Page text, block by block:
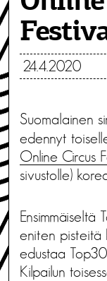
24.4.2020
Suomalainen
edennyt
Online Circus
sivustolle)
Ensimmäiseltä
eniten pisteitä
edustaa
Kilpailun